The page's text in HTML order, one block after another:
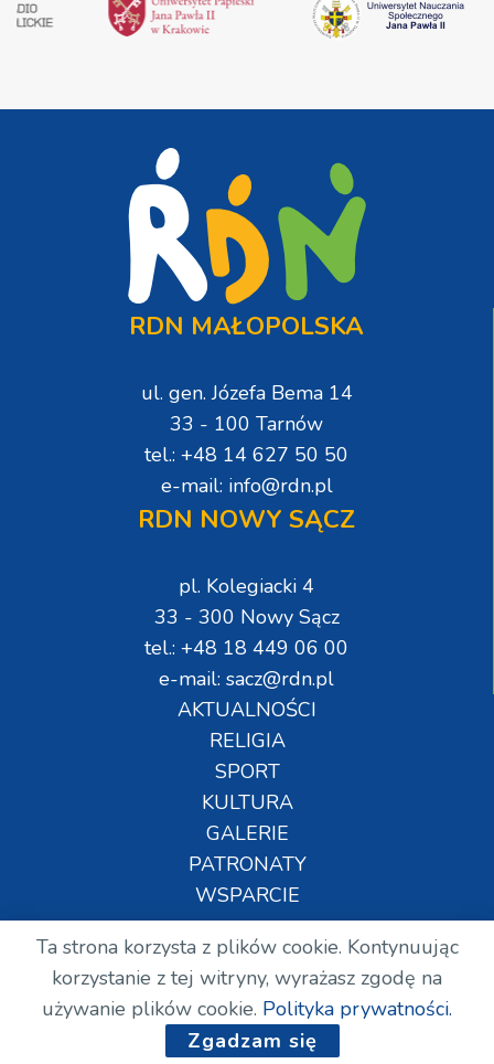
RDN MAŁOPOLSKA
ul. gen. Józefa Bema 14
33 - 100 Tarnów
tel.: +48 14 627 50 50
e-mail: info@rdn.pl
RDN NOWY SĄCZ
pl. Kolegiacki 4
33 - 300 Nowy Sącz
tel.: +48 18 449 06 00
e-mail: sacz@rdn.pl
AKTUALNOŚCI
RELIGIA
SPORT
KULTURA
GALERIE
PATRONATY
WSPARCIE
Copyright © Wszelkie prawa zastrzeżone. RDN.
2024.
Ta strona korzysta z plików cookie. Kontynuując
korzystanie z tej witryny, wyrażasz zgodę na
używanie plików cookie. Polityka prywatności.
Zgadzam się